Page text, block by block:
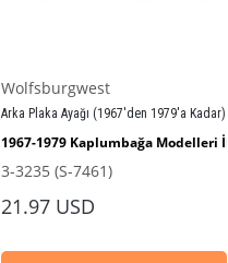
Wolfsburgwest
Arka Plaka Ayağı (1967'den 1979'a Kadar)
1967-1979 Kaplumbağa Modelleri
3-3235 (S-7461)
21.97 USD